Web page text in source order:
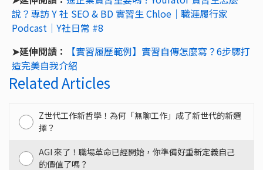
說？專訪 Y 社 SEO & BD 實習生 Chloe｜職涯履行家
Podcast｜Y社日常 #8
➤延伸閱讀：
【實習履歷範例】實習自傳怎麼寫？6步驟打
造完美自我介紹
Related Articles
Z世代工作新哲學！為何「無聊工作」成了新世代的新選
擇？
AGI 來了！職場革命已經開始，你準備好重新定義自己
的價值了嗎？